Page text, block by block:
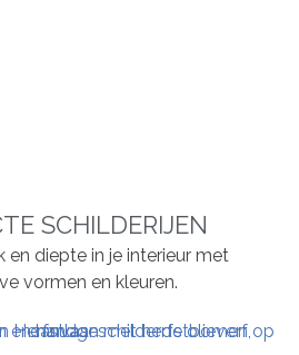
SCHILDERIJEN
en diepte in je interieur met
vormen en kleuren.